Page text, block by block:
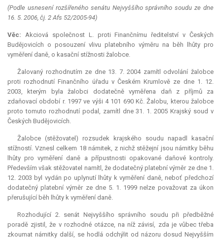
(Podle usnesení rozšířeného senátu Nejvyššího správního soudu ze dne
16. 5. 2006, čj. 2 Afs 52/2005-94)
Věc: Akciová společnost L. proti Finančnímu ředitelství v Českých
Budějovicích o posouzení vlivu platebního výměru na běh lhůty pro
vyměření daně, o kasační stížnosti žalobce.
Žalovaný rozhodnutím ze dne 13. 7. 2004 zamítl odvolání žalobce
proti rozhodnutí Finančního úřadu v Českém Krumlově ze dne 1. 12.
2003, kterým byla žalobci dodatečně vyměřena daň z příjmů za
zdaňovací období r. 1997 ve výši 4 101 690 Kč. Žalobu, kterou žalobce
proto tomuto rozhodnutí podal, zamítl dne 31. 1. 2005 Krajský soud v
Českých Budějovicích.
Žalobce (stěžovatel) rozsudek krajského soudu napadl kasační
stížností. Vznesl celkem 18 námitek, z nichž stěžejní jsou námitky běhu
lhůty pro vyměření daně a přípustnosti opakované daňové kontroly.
Především však stěžovatel namítl, že dodatečný platební výměr ze dne 1.
12. 2003 byl vydán po uplynutí lhůty k vyměření daně, neboť předchozí
dodatečný platební výměr ze dne 5. 1. 1999 nelze považovat za úkon
přerušující běh lhůty k vyměření daně.
Rozhodující 2. senát Nejvyššího správního soudu při předběžné
poradě zjistil, že v rozhodné otázce, na níž závisí, zda je vůbec třeba
zkoumat námitky další, se hodlá odchýlit od názoru dosud Nejvyšším